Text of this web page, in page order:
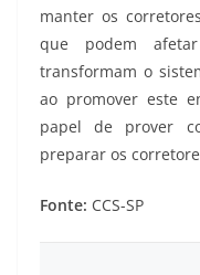
manter os
que podem
transformam o
ao promover este
papel de prover
preparar os
Fonte: CCS-SP